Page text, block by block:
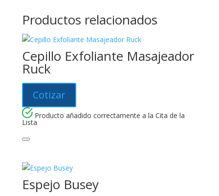
Productos relacionados
Cepillo Exfoliante Masajeador
Ruck
Cotizar
Producto añadido correctamente a la Cita de la
Lista
Espejo Busey